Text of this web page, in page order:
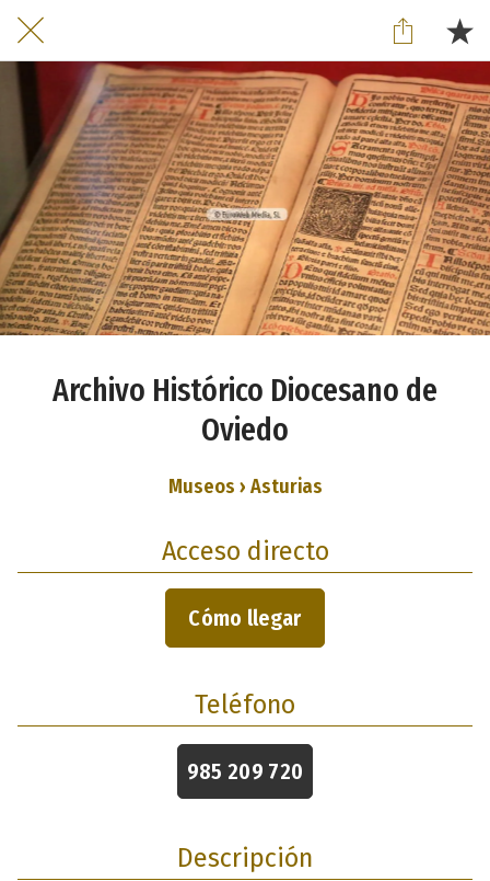
Archivo Histórico Diocesano de
Oviedo
Museos › Asturias
Acceso directo
Cómo llegar
Teléfono
985 209 720
Descripción